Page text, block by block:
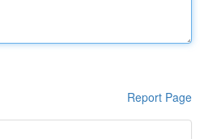
Report Page